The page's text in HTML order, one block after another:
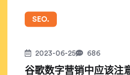
SEO.
2023-06-25 686
谷歌数字营销中应该注